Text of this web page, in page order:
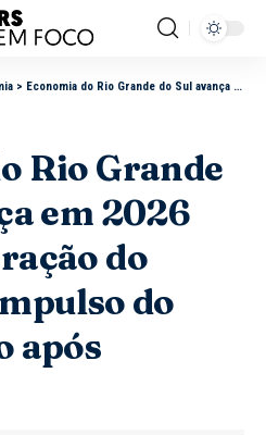
> Economia do Rio Grande do Sul avança em 2026 com recuperação do emprego e impulso do agronegócio após enchentes
Rio Grande
em 2026
do
do
após